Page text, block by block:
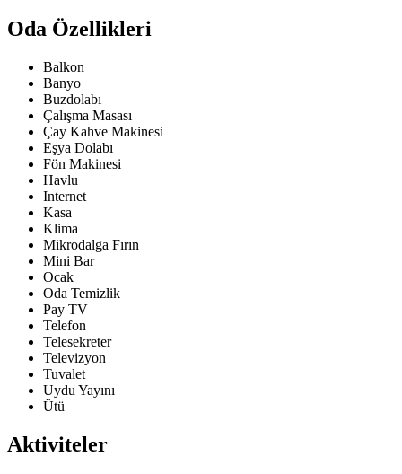
Oda Özellikleri
Balkon
Banyo
Buzdolabı
Çalışma Masası
Çay Kahve Makinesi
Eşya Dolabı
Fön Makinesi
Havlu
Internet
Kasa
Klima
Mikrodalga Fırın
Mini Bar
Ocak
Oda Temizlik
Pay TV
Telefon
Telesekreter
Televizyon
Tuvalet
Uydu Yayını
Ütü
Aktiviteler